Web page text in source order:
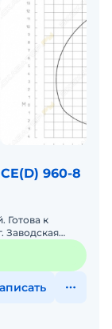
960-8
Готова к
Заводская
Масса:97